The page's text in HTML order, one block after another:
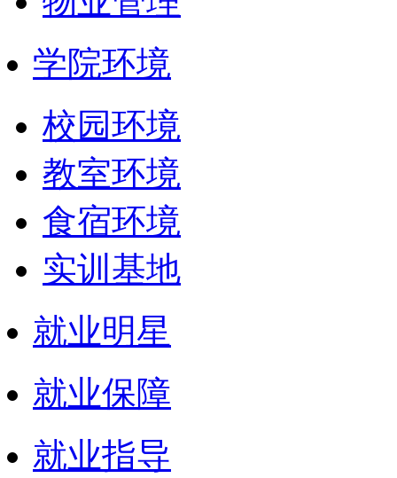
学院环境
校园环境
教室环境
食宿环境
实训基地
就业明星
就业保障
就业指导